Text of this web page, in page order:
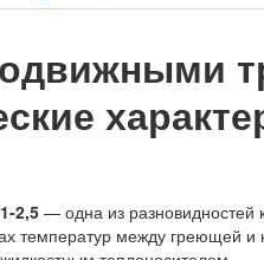
2,5 — одна из разновидностей
температур между греющей и